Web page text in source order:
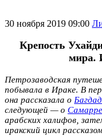
30 ноября 2019 09:00
Крепость
мира.
Петрозаводская
побывала в Ираке. В
она рассказала о
следующей — о Самарре
арабских халифов,
иракский цикл